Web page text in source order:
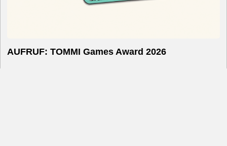
AUFRUF: TOMMI Games Award 2026